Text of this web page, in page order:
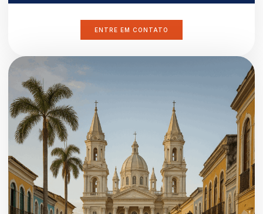
ENTRE EM CONTATO